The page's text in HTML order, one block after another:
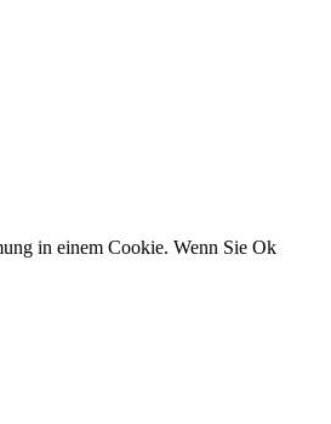
in einem Cookie. Wenn Sie Ok